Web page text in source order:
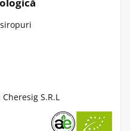
S.R.L